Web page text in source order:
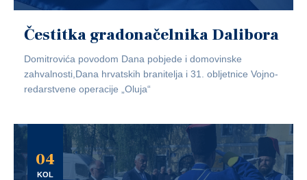
Čestitka gradonačelnika Dalibora
Domitrovića povodom Dana pobjede i domovinske
zahvalnosti,Dana hrvatskih branitelja i 31. obljetnice Vojno-
redarstvene operacije „Oluja“
04
KOL